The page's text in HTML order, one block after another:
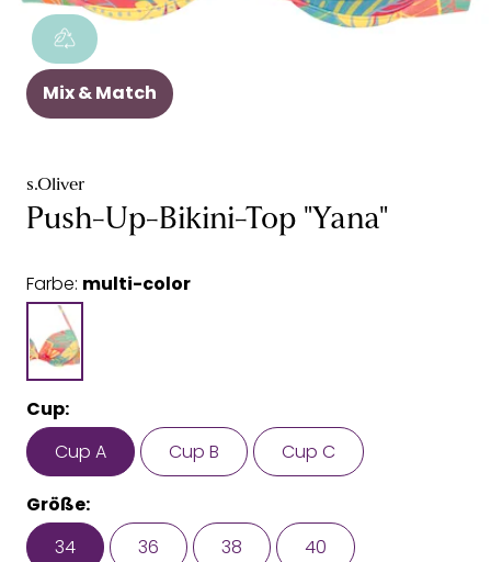
Mix & Match
s.Oliver
Push-Up-Bikini-Top "Yana"
Farbe: multi-color
Cup:
Cup A
Cup B Cup C
Größe:
34
36 38 40